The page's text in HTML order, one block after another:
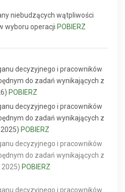
niebudzących wątpliwości
wyboru operacji POBIERZ
decyzyjnego i pracowników
do zadań wynikających z
POBIERZ
decyzyjnego i pracowników
do zadań wynikających z
POBIERZ
decyzyjnego i pracowników
do zadań wynikających z
POBIERZ
decyzyjnego i pracowników